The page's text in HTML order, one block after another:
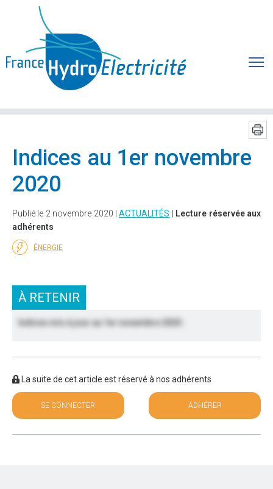
Indices au 1er novembre
2020
Publié le 2 novembre 2020 |ACTUALITÉS
Lecture réservée aux
adhérents
ÉNERGIE
À RETENIR
Indices mis à jour au 1er novembre 2020 :
La suite de cet article est réservé à nos adhérents
SE CONNECTER ADHÉRER